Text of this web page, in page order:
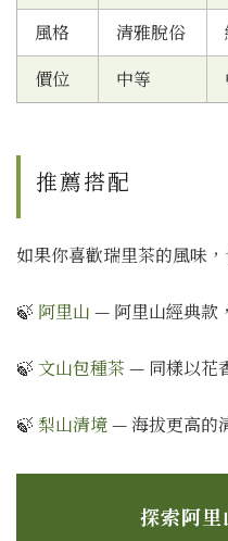
風格
清雅脫俗
價位
中等
推薦搭配
如果你喜歡瑞里茶的風味
🍃 阿里山 — 阿里山經典款
🍃 文山包種茶 — 同樣以花
🍃 梨山清境— 海拔更高的
探索阿